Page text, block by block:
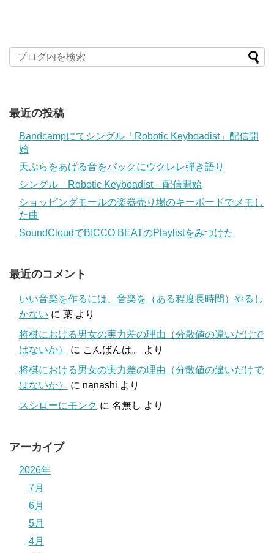
最近の投稿
Bandcampにてシングル「Robotic Keyboadist」配信開
始
天ぷらをあげる音をバックにウクレレ弾き語り
シングル「Robotic Keyboadist」配信開始
ショッピングモールの楽器売り場のキーボードでメモし
た曲
SoundCloudでBICCO BEATのPlaylistをみつけた
最近のコメント
いい音楽を作るには、音楽を（ある程度長時間）やるし
かない に 葉 より
将棋における男女の実力差の理由（分散値の違いだけで
はないか）
に こんばんは。
より
将棋における男女の実力差の理由（分散値の違いだけで
はないか）
に nanashi より
スシローにモンク に 名無し より
アーカイブ
2026年
7月
6月
5月
4月